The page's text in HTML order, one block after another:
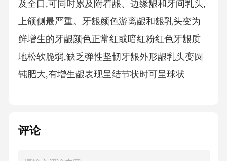
及全口,可同时累及附着龈、边缘龈和牙间乳头,
上颌侧最严重。牙龈颜色游离龈和龈乳头变为
鲜增生的牙龈颜色正常红或暗红粉红色牙龈质
地松软脆弱,缺乏弹性坚韧牙龈外形龈乳头变圆
钝肥大,有增生龈表现呈结节状时可呈球状
评论